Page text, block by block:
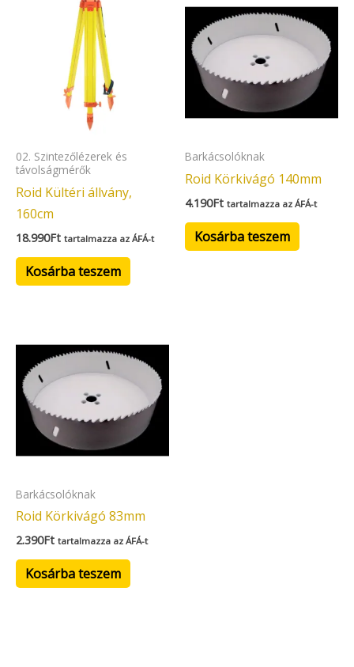
02. Szintezőlézerek és
távolságmérők
Roid Kültéri állvány,
160cm
18.990Ft tartalmazza az ÁFÁ-t
Kosárba teszem
Barkácsolóknak
Roid Körkivágó 140mm
4.190Ft tartalmazza az ÁFÁ-t
Kosárba teszem
Barkácsolóknak
Roid Körkivágó 83mm
2.390Ft tartalmazza az ÁFÁ-t
Kosárba teszem